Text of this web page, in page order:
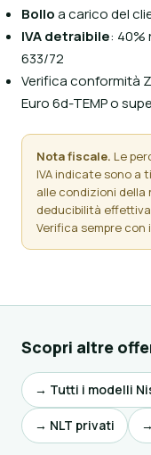
Bolloa carico del
IVA detraibile: 40%
633/72
Verifica conformità
Euro 6d-TEMP o
Nota fiscale. Le
IVA indicate sono a
alle condizioni
deducibilità
Verifica sempre
Scopri altre
→ Tutti i modelli
→ NLT privati